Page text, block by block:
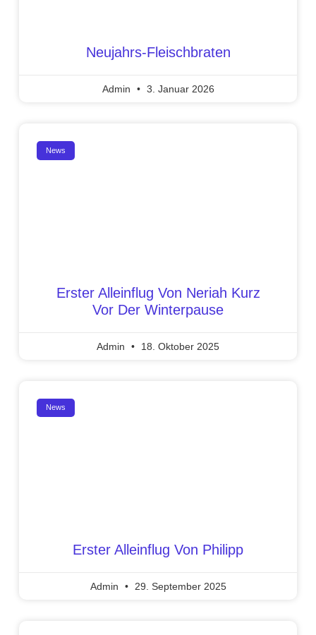
Neujahrs-Fleischbraten
Admin 3. Januar 2026
News
Erster Alleinflug Von Neriah Kurz
Vor Der Winterpause
Admin 18. Oktober 2025
News
Erster Alleinflug Von Philipp
Admin 29. September 2025